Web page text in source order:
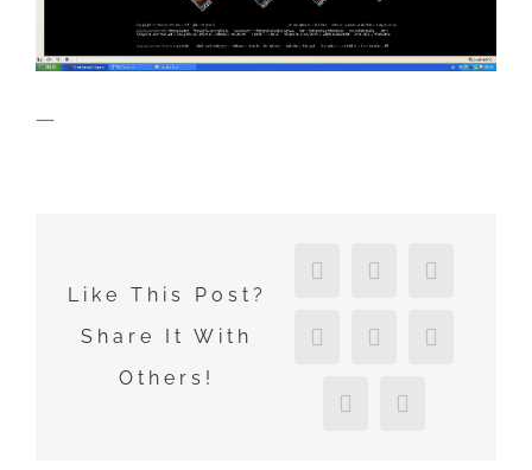
—
Like This Post?
Share It With
Others!
Facebook
LinkedInTumblr